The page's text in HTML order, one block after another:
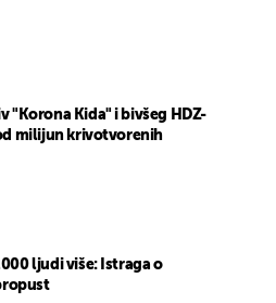
"Korona Kida" i bivšeg HDZ-
milijun krivotvorenih
ljudi više: Istraga o